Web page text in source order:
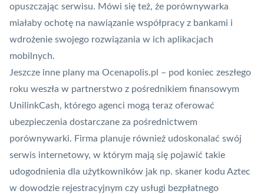
opuszczając serwisu. Mówi się też, że porównywarka
miałaby ochotę na nawiązanie współpracy z bankami i
wdrożenie swojego rozwiązania w ich aplikacjach
mobilnych.
Jeszcze inne plany ma Ocenapolis.pl – pod koniec zeszłego
roku weszła w partnerstwo z pośrednikiem finansowym
UnilinkCash, którego agenci mogą teraz oferować
ubezpieczenia dostarczane za pośrednictwem
porównywarki. Firma planuje również udoskonalać swój
serwis internetowy, w którym mają się pojawić takie
udogodnienia dla użytkowników jak np. skaner kodu Aztec
w dowodzie rejestracyjnym czy usługi bezpłatnego